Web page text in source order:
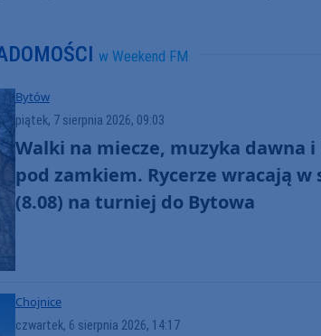
w Weekend FM
Bytów
piątek, 7 sierpnia 2026, 09:03
Walki na miecze, muzyka dawna
pod zamkiem. Rycerze wracają w
(8.08) na turniej do Bytowa
Chojnice
czwartek, 6 sierpnia 2026, 14:17